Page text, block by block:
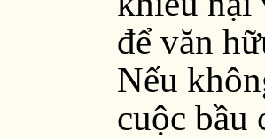
để văn
Nếu
cuộc bầu